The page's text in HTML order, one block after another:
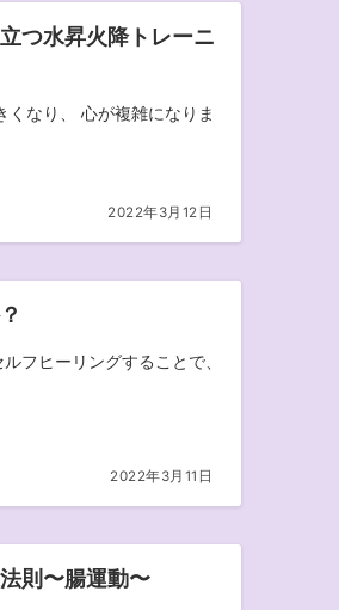
つ水昇火降トレーニ
なり、 心が複雑になりま
2022年3月12日
フヒーリングすることで、
2022年3月11日
則〜腸運動〜